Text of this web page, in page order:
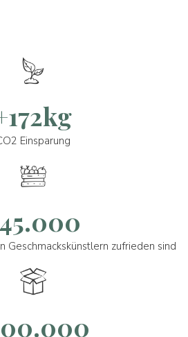
Einsparung
Geschmackskünstlern zufrieden sind